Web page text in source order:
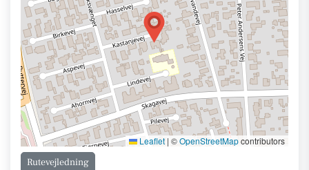
Leaflet | ©OpenStreetMapcontributors
Rutevejledning